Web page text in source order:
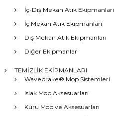
İç-Dış Mekan Atık Ekipmanları
İç Mekan Atık Ekipmanları
Dış Mekan Atık Ekipmanları
Diğer Ekipmanlar
TEMİZLİK EKİPMANLARI
Wavebrake® Mop Sistemleri
Islak Mop Aksesuarları
Kuru Mop ve Aksesuarları